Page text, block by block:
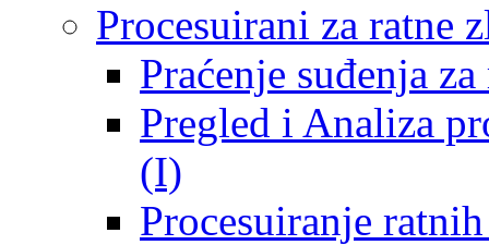
Procesuirani za ratne
Praćenje suđenja
Pregled i Analiza
(I)
Procesuiranje